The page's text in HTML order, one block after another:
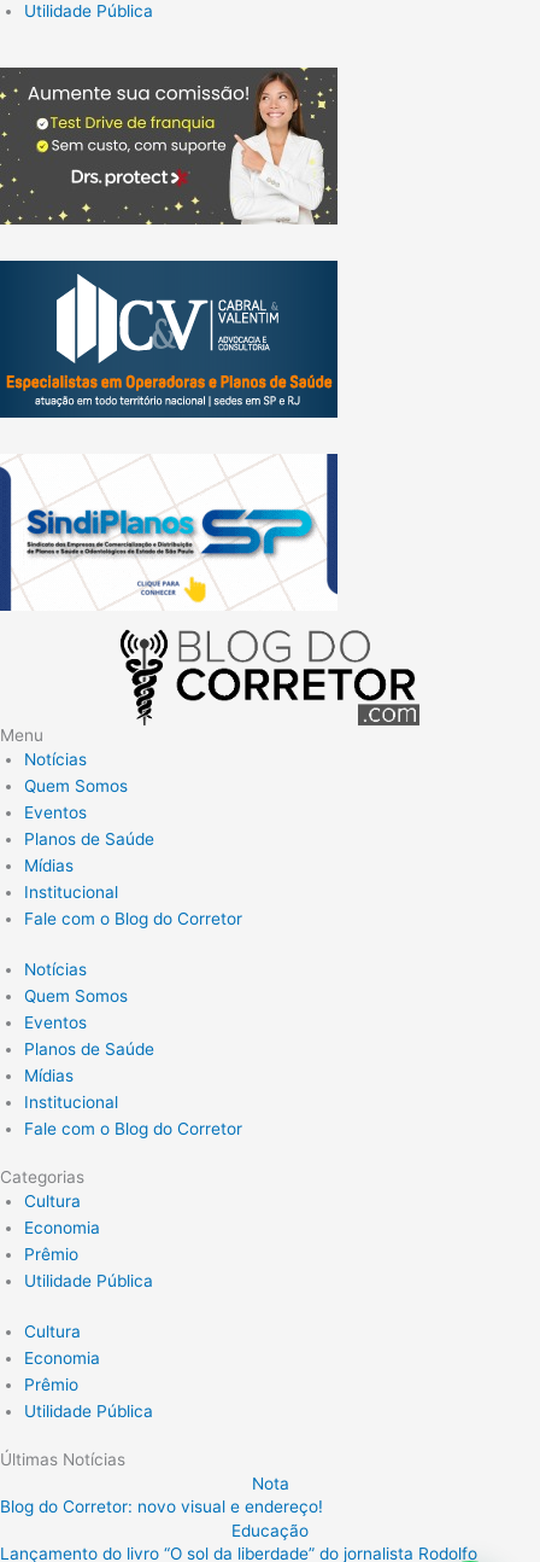
Utilidade Pública
Menu
Notícias
Quem Somos
Eventos
Planos de Saúde
Mídias
Institucional
Fale com o Blog do Corretor
Notícias
Quem Somos
Eventos
Planos de Saúde
Mídias
Institucional
Fale com o Blog do Corretor
Categorias
Cultura
Economia
Prêmio
Utilidade Pública
Cultura
Economia
Prêmio
Utilidade Pública
Últimas Notícias
Nota
Blog do Corretor: novo visual e endereço!
Educação
Lançamento do livro “O sol da liberdade” do jornalista Rodolfo